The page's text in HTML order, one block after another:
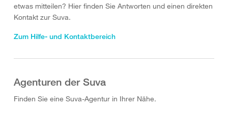
etwas mitteilen? Hier finden Sie Antworten und einen direkten
Kontakt zur Suva.
Zum Hilfe- und Kontaktbereich
Agenturen der Suva
Finden Sie eine Suva-Agentur in Ihrer Nähe.